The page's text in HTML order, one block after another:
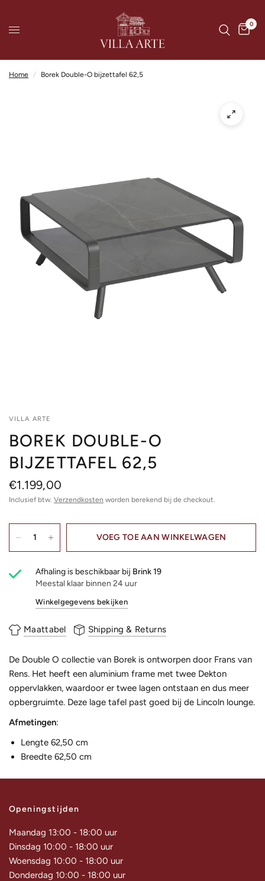
0
Home / Borek Double-O bijzettafel 62,5
VILLA ARTE
BOREK DOUBLE-O
BIJZETTAFEL 62,5
€1.199,00
Inclusief btw. Verzendkosten worden berekend bij de checkout.
VOEG TOE AAN WINKELWAGEN
Afhaling is beschikbaar bij Brink 19
Meestal klaar binnen 24 uur
Winkelgegevens bekijken
Maattabel Shipping & Returns
De Double O collectie van Borek is ontworpen door Frans van
Rens. Het heeft een aluminium frame met twee Dekton
oppervlakken, waardoor er twee lagen ontstaan en dus meer
opbergruimte. Deze lage tafel past goed bij de Lincoln lounge.
Afmetingen:
Lengte 62,50 cm
Breedte 62,50 cm
Openingstijden
Maandag 13:00 - 18:00 uur
Dinsdag 10:00 - 18:00 uur
Woensdag 10:00 - 18:00 uur
Donderdag 10:00 - 18:00 uur